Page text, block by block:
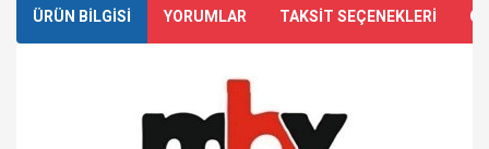
ÜRÜN BİLGİSİ YORUMLAR TAKSİT SEÇENEKLERİ